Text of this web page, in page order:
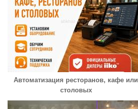
Автоматизация ресторанов, кафе или
столовых